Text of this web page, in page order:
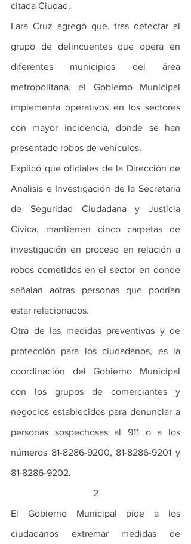
citada Ciudad.
Lara Cruz agregó que, tras detectar al
grupo de delincuentes que opera en
diferentes municipios del área
metropolitana, el Gobierno Municipal
implementa operativos en los sectores
con mayor incidencia, donde se han
presentado robos de vehículos.
Explicó que oficiales de la Dirección de
Análisis e Investigación de la Secretaría
de Seguridad Ciudadana y Justicia
Cívica, mantienen cinco carpetas de
investigación en proceso en relación a
robos cometidos en el sector en donde
señalan aotras personas que podrían
estar relacionados.
Otra de las medidas preventivas y de
protección para los ciudadanos, es la
coordinación del Gobierno Municipal
con los grupos de comerciantes y
negocios establecidos para denunciar a
personas sospechosas al 911 o a los
números 81-8286-9200, 81-8286-9201 y
81-8286-9202.
2
El Gobierno Municipal pide a los
ciudadanos extremar medidas de